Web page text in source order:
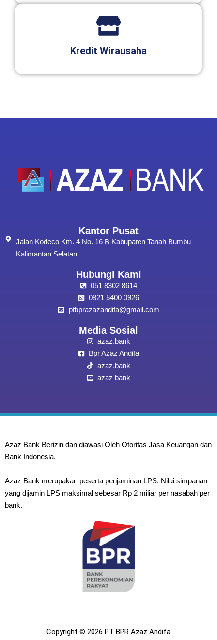
Kredit Wirausaha
Kantor Pusat
Jalan Kodeco Km. 4 No. 16 B Kabupaten Tanah Bumbu
Kalimantan Selatan
Hubungi Kami
051 8302 8614
0821 5400 0926
ptbprazazandifa@gmail.com
Media Sosial
azaz.bank
Bpr Azaz Andifa
azaz.bank
azaz bank
Azaz Bank Berizin dan diawasi Oleh Otoritas Jasa Keuangan dan
Bank Indonesia.
Azaz Bank merupakan peserta penjaminan LPS. Nilai simpanan
yang dijamin LPS maksimal sebesar Rp 2 miliar per nasabah per
bank.
Copyright © 2026 PT BPR Azaz Andifa